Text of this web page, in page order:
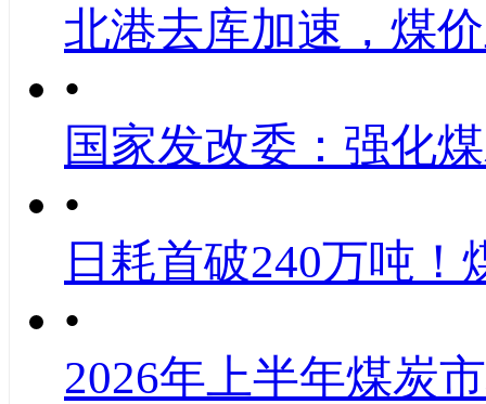
北港去库加速，煤
•
国家发改委：强化
•
日耗首破240万吨！
•
2026年上半年煤炭